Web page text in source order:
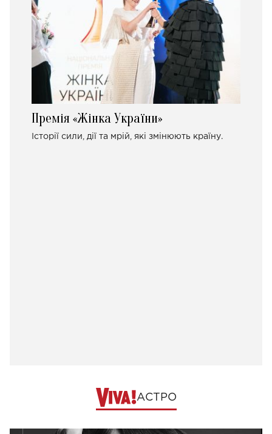
Премія «Жінка України»
Історії сили, дії та мрій, які змінюють країну.
АСТРО